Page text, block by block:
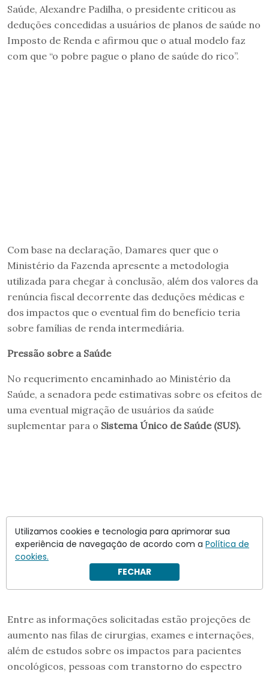
Saúde, Alexandre Padilha, o presidente criticou as
deduções concedidas a usuários de planos de saúde no
Imposto de Renda e afirmou que o atual modelo faz
com que “o pobre pague o plano de saúde do rico”.
Com base na declaração, Damares quer que o
Ministério da Fazenda apresente a metodologia
utilizada para chegar à conclusão, além dos valores da
renúncia fiscal decorrente das deduções médicas e
dos impactos que o eventual fim do benefício teria
sobre famílias de renda intermediária.
Pressão sobre a Saúde
No requerimento encaminhado ao Ministério da
Saúde, a senadora pede estimativas sobre os efeitos de
uma eventual migração de usuários da saúde
suplementar para o Sistema Único de Saúde (SUS).
Entre as informações solicitadas estão projeções de
aumento nas filas de cirurgias, exames e internações,
além de estudos sobre os impactos para pacientes
oncológicos, pessoas com transtorno do espectro
Utilizamos cookies e tecnologia para aprimorar sua
experiência de navegação de acordo com a Política de
cookies.
FECHAR